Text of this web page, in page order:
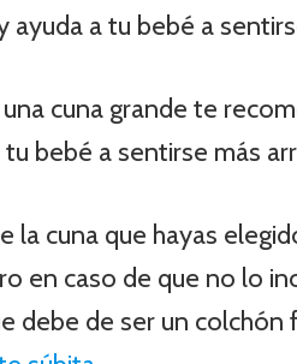
ayuda a tu bebé a
cuna grande te
tu bebé a sentirse más
la cuna que hayas
en caso de que no lo
debe de ser un